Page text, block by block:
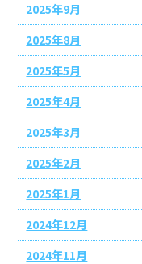
2025年9月
2025年8月
2025年5月
2025年4月
2025年3月
2025年2月
2025年1月
2024年12月
2024年11月